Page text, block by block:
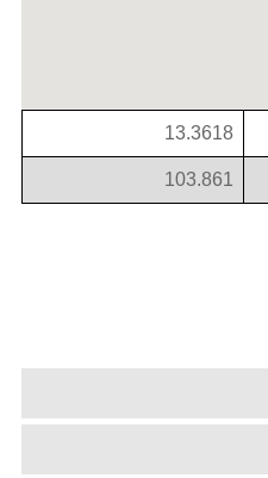
13.3618
103.861